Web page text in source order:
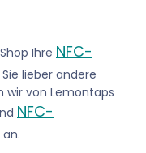
Ihre NFC-
lieber andere
wir von Lemontaps
NFC-
an.